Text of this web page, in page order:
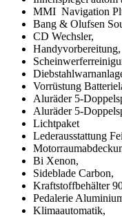
MMI Navigation
Bang & Olufsen
CD Wechsler,
Handyvorbereitung,
Vorrüstung
Aluräder 5-
Aluräder 5-
Lichtpaket
Lederausstattung
Bi Xenon,
Sideblade Carbon,
Kraftstoffbehälter
Pedalerie
Klimaautomatik,